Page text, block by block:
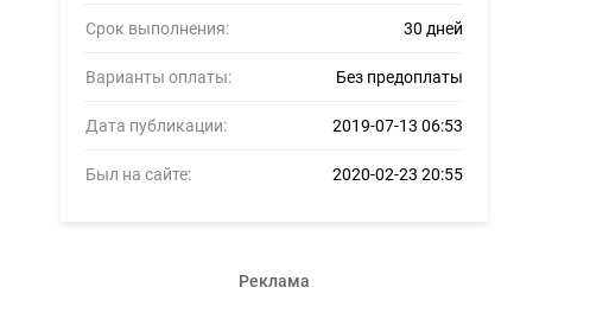
Срок выполнения: 30 дней
Варианты оплаты: Без предоплаты
Дата публикации: 2019-07-13 06:53
Был на сайте: 2020-02-23 20:55
Реклама